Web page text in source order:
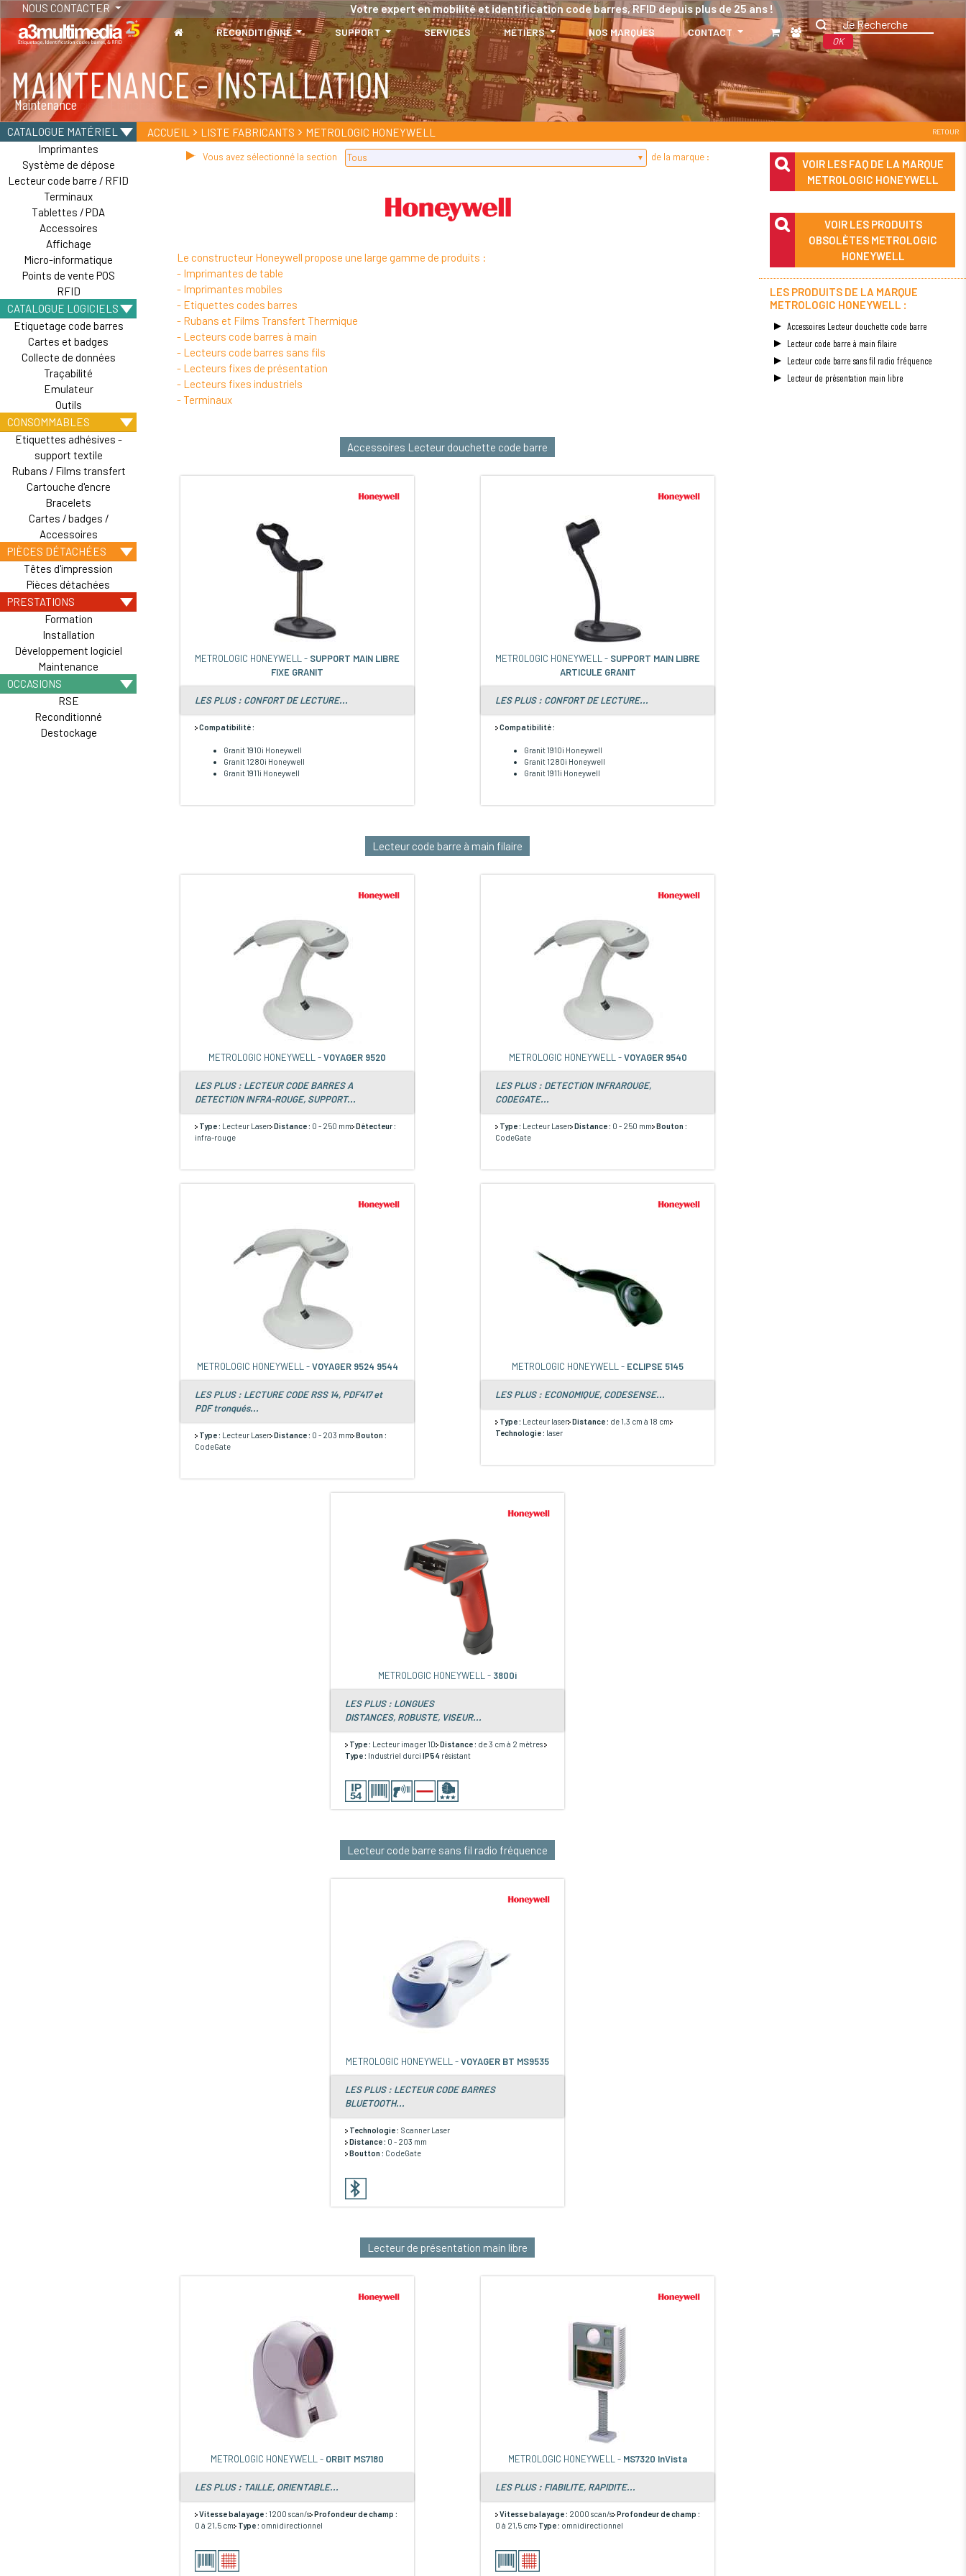
NOUS CONTACTER Votre expert en mobilité et identification code barres, RFID depuis plus de 25 ans !
RECONDITIONNÉ SUPPORT SERVICES MÉTIERS NOS MARQUES CONTACT
OK
MAINTENANCE - INSTALLATION
Maintenance
TABLETTES
Tablettes durcies - Étanches - Résistantes
CATALOGUE MATÉRIEL
Imprimantes
Système de dépose
Lecteur code barre / RFID
Terminaux
Tablettes / PDA
Accessoires
Affichage
Micro-informatique
Points de vente POS
RFID
CATALOGUE LOGICIELS
Etiquetage code barres
Cartes et badges
Collecte de données
Traçabilité
Emulateur
Outils
CONSOMMABLES
Etiquettes adhésives -
support textile
Rubans / Films transfert
Cartouche d'encre
Bracelets
Cartes / badges /
Accessoires
PIÈCES DÉTACHÉES
Têtes d'impression
Pièces détachées
PRESTATIONS
Formation
Installation
Développement logiciel
Maintenance
OCCASIONS
RSE
Reconditionné
Destockage
ACCUEIL LISTE FABRICANTS METROLOGIC HONEYWELL RETOUR
Vous avez sélectionné la section de la marque :
Le constructeur Honeywell propose une large gamme de produits :
- Imprimantes de table
- Imprimantes mobiles
- Etiquettes codes barres
- Rubans et Films Transfert Thermique
- Lecteurs code barres à main
- Lecteurs code barres sans fils
- Lecteurs fixes de présentation
- Lecteurs fixes industriels
- Terminaux
Accessoires Lecteur douchette code barre
METROLOGIC HONEYWELL - SUPPORT MAIN LIBRE
FIXE GRANIT
LES PLUS : CONFORT DE LECTURE...
Compatibilité :
Granit 1910i Honeywell
Granit 1280i Honeywell
Granit 1911i Honeywell
METROLOGIC HONEYWELL - SUPPORT MAIN LIBRE
ARTICULE GRANIT
LES PLUS : CONFORT DE LECTURE...
Compatibilité :
Granit 1910i Honeywell
Granit 1280i Honeywell
Granit 1911i Honeywell
Lecteur code barre à main filaire
METROLOGIC HONEYWELL -VOYAGER 9520
LES PLUS : LECTEUR CODE BARRES A
DETECTION INFRA-ROUGE, SUPPORT...
Type : Lecteur Laser Distance : 0 - 250 mm Détecteur :
infra-rouge
METROLOGIC HONEYWELL -VOYAGER 9540
LES PLUS : DETECTION INFRAROUGE,
CODEGATE...
Type : Lecteur Laser Distance : 0 - 250 mm Bouton :
CodeGate
METROLOGIC HONEYWELL -VOYAGER 9524 9544
LES PLUS : LECTURE CODE RSS 14, PDF417 et
PDF tronqués...
Type : Lecteur Laser Distance : 0 - 203 mm Bouton :
CodeGate
METROLOGIC HONEYWELL - ECLIPSE 5145
LES PLUS : ECONOMIQUE, CODESENSE...
Type : Lecteur laser Distance : de 1,3 cm à 18 cm
Technologie : laser
METROLOGIC HONEYWELL - 3800i
LES PLUS : LONGUES
DISTANCES, ROBUSTE, VISEUR...
Type : Lecteur imager 1D Distance : de 3 cm à 2 mètres
Type : Industriel durciIP54 résistant
Lecteur code barre sans fil radio fréquence
METROLOGIC HONEYWELL -VOYAGER BT MS9535
LES PLUS : LECTEUR CODE BARRES
BLUETOOTH...
Technologie : Scanner Laser
Distance : 0 - 203 mm
Boutton : CodeGate
Lecteur de présentation main libre
METROLOGIC HONEYWELL - ORBIT MS7180
LES PLUS : TAILLE, ORIENTABLE...
Vitesse balayage : 1200 scan/s Profondeur de champ :
0 à 21,5 cm Type : omnidirectionnel
METROLOGIC HONEYWELL - MS7320 InVista
LES PLUS : FIABILITE, RAPIDITE...
Vitesse balayage : 2000 scan/s Profondeur de champ :
0 à 21,5 cm Type : omnidirectionnel
VOIR LES FAQ DE LA MARQUE
METROLOGIC HONEYWELL
VOIR LES PRODUITS
OBSOLÈTES METROLOGIC
HONEYWELL
LES PRODUITS DE LA MARQUE
METROLOGIC HONEYWELL :
Accessoires Lecteur douchette code barre
Lecteur code barre à main filaire
Lecteur code barre sans fil radio fréquence
Lecteur de présentation main libre